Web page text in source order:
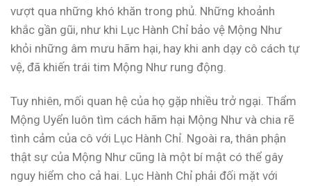
vượt qua những khó khăn trong phủ. Những khoảnh
khắc gần gũi, như khi Lục Hành Chỉ bảo vệ Mộng Như
khỏi những âm mưu hãm hại, hay khi anh dạy cô cách tự
vệ, đã khiến trái tim Mộng Như rung động.
Tuy nhiên, mối quan hệ của họ gặp nhiều trở ngại. Thẩm
Mộng Uyển luôn tìm cách hãm hại Mộng Như và chia rẽ
tình cảm của cô với Lục Hành Chỉ. Ngoài ra, thân phận
thật sự của Mộng Như cũng là một bí mật có thể gây
nguy hiểm cho cả hai. Lục Hành Chỉ phải đối mặt với